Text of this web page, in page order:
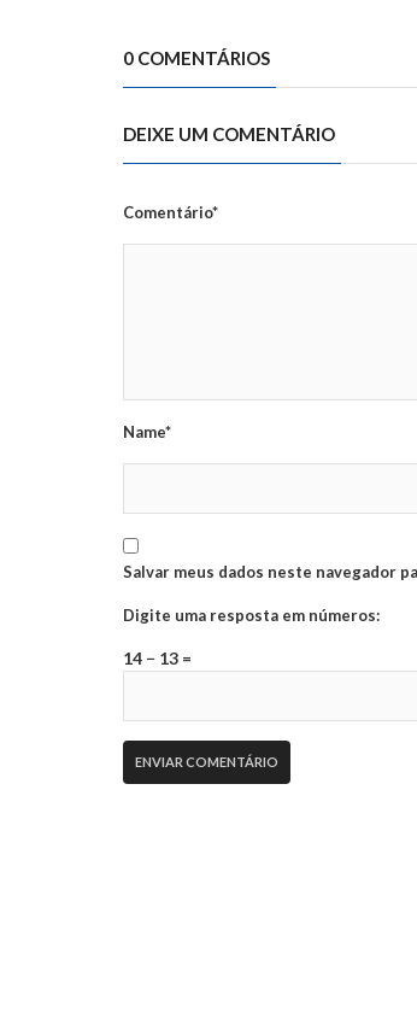
0 COMENTÁRIOS
DEIXE UM COMENTÁRIO
Comentário*
Name*
Salvar meus dados neste navegador
Digite uma resposta em números:
14 − 13 =